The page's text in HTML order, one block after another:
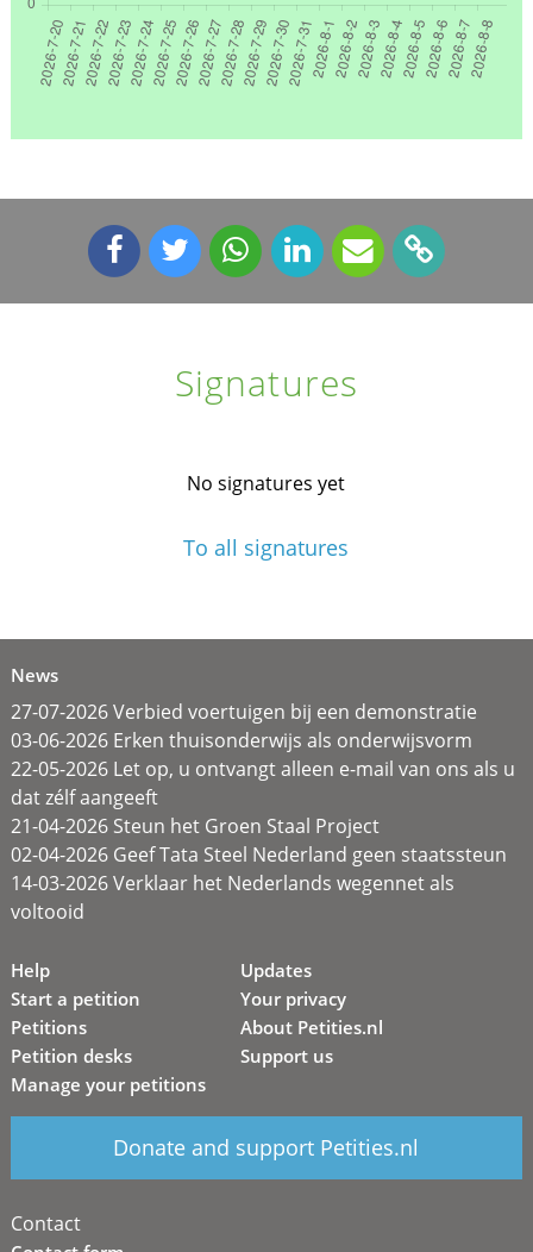
Signatures
No signatures yet
To all signatures
News
27-07-2026 Verbied voertuigen bij een demonstratie
03-06-2026 Erken thuisonderwijs als onderwijsvorm
22-05-2026 Let op, u ontvangt alleen e-mail van ons als u
dat zélf aangeeft
21-04-2026 Steun het Groen Staal Project
02-04-2026 Geef Tata Steel Nederland geen staatssteun
14-03-2026 Verklaar het Nederlands wegennet als
voltooid
Help
Start a petition
Petitions
Petition desks
Manage your petitions
Updates
Your privacy
About Petities.nl
Support us
Donate and support Petities.nl
Contact